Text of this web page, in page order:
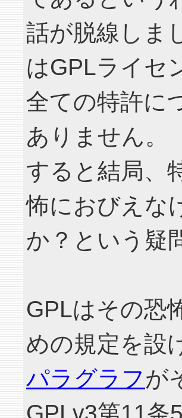
話が脱線しま
はGPLライセ
全ての特許に
ありません。
すると結局、
怖におびえな
か？という疑
GPLはその恐
めの規定を設
パラグラフが